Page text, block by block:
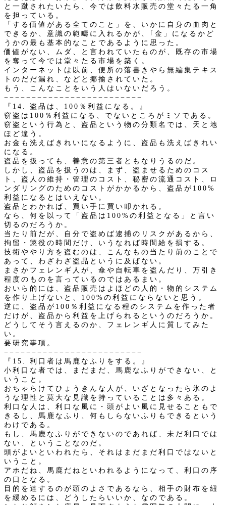
と一蹴されたいたら、今では飲料水販売の堂々たる一角
を担っている。
「する価値がある全てのこと」を、いかに自身の血肉と
できるか、意識の範疇に入れるかが、｢金」になるかど
うかの最も基本的なことであるように思った。
価値がない、ムダ、と言われていたものが、既存の市場
を奪って今では堂々たる市場を築く。
インターネットは以前、便所の落書きやら無編集テキス
トのだだ漏れ、などと揶揄されていた。
もう、こんなことをいう人はいないだろう。
−−−−−−−−−−−−−−−−−−−−−−−−−
『14. 盗品は、100％利益になる。』
窃盗は100％利益になる、でないところがミソである。
窃盗という行為と、盗品という物の分類名では、天と地
ほど違う。
お金も洗えばきれいになるように、盗品も洗えばきれい
になる。
盗品を扱っても、善意の第三者ともなりうるのだ。
しかし、盗品を扱うのは、まず、盗ませるためのコス
ト、盗人の維持・管理のコスト、秘密の流通コスト、ロ
ンダリングのためのコストがかかるから、盗品が100%
利益になるとはいえない。
盗品とわかれば、買い手に買い叩かれる。
なら、何を以って「盗品は100%の利益となる」と言い
切るのだろうか。
当たり前だが、自分で盗めば逮捕のリスクがあるから、
拘留・懲役の時間だけ、いうなれば時間給を損する。
技術ややり方を盗むのは、こんなもの当たり前のことで
あって、わざわざ盗品というに及ばない。
まさかフェレンギ人が、傘や自転車を盗んだり、万引き
程度のものを言っているのではあるまい。
おいら的には、盗品販売はよほどの人的・物的システム
を作り上げないと、100%の利益にならないと思う。
逆に、盗品が100％利益になる程のシステムを作った者
だけが、盗品から利益を上げられるというのだろうか。
どうしてそう言えるのか、フェレンギ人に質してみた
い。
要研究事項。
−−−−−−−−−−−−−−−−−−−−−−−−−
『15. 利口者は馬鹿なふりをする。』
小利口な者では、まだまだ、馬鹿なふりができない、と
いうこと。
おちゃらけてひょうきんな人が、いざとなったら氷のよ
うな理性と莫大な見識を持っていることは多々ある。
利口な人は、利口な風に・頭がよい風に見せることもで
きるし、馬鹿なふり、何もしらないふりもできるという
わけである。
もし、馬鹿なふりができないのであれば、未だ利口では
ない、ということなのだ。
頭がよいといわれたら、それはまだまだ利口ではないと
いうこと。
アホだね、馬鹿だねといわれるようになって、利口の序
の口となる。
目的を達するのが頭のよさであるなら、相手の財布を紐
を緩めるには、どうしたらいいか、なのである。